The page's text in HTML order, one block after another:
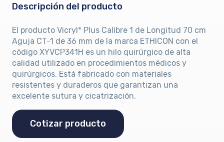
Descripción del producto
El producto Vicryl* Plus Calibre 1 de Longitud 70 cm
Aguja CT-1 de 36 mm de la marca ETHICON con el
código XYVCP341H es un hilo quirúrgico de alta
calidad utilizado en procedimientos médicos y
quirúrgicos. Está fabricado con materiales
resistentes y duraderos que garantizan una
excelente sutura y cicatrización.
Cotizar producto